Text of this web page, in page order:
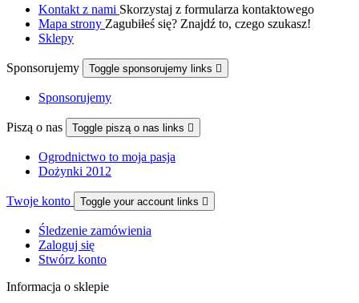
Kontakt z nami Skorzystaj z formularza kontaktowego
Mapa strony Zagubiłeś się? Znajdź to, czego szukasz!
Sklepy
Sponsorujemy Toggle sponsorujemy links 
Sponsorujemy
Piszą o nas Toggle piszą o nas links 
Ogrodnictwo to moja pasja
Dożynki 2012
Twoje konto Toggle your account links 
Śledzenie zamówienia
Zaloguj się
Stwórz konto
Informacja o sklepie